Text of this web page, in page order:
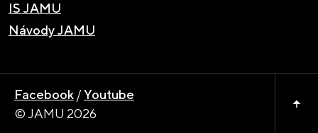
IS JAMU
Návody JAMU
© JAMU 2026
Facebook /Youtube